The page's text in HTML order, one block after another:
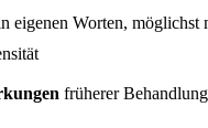
eigenen Worten, möglichst
früherer